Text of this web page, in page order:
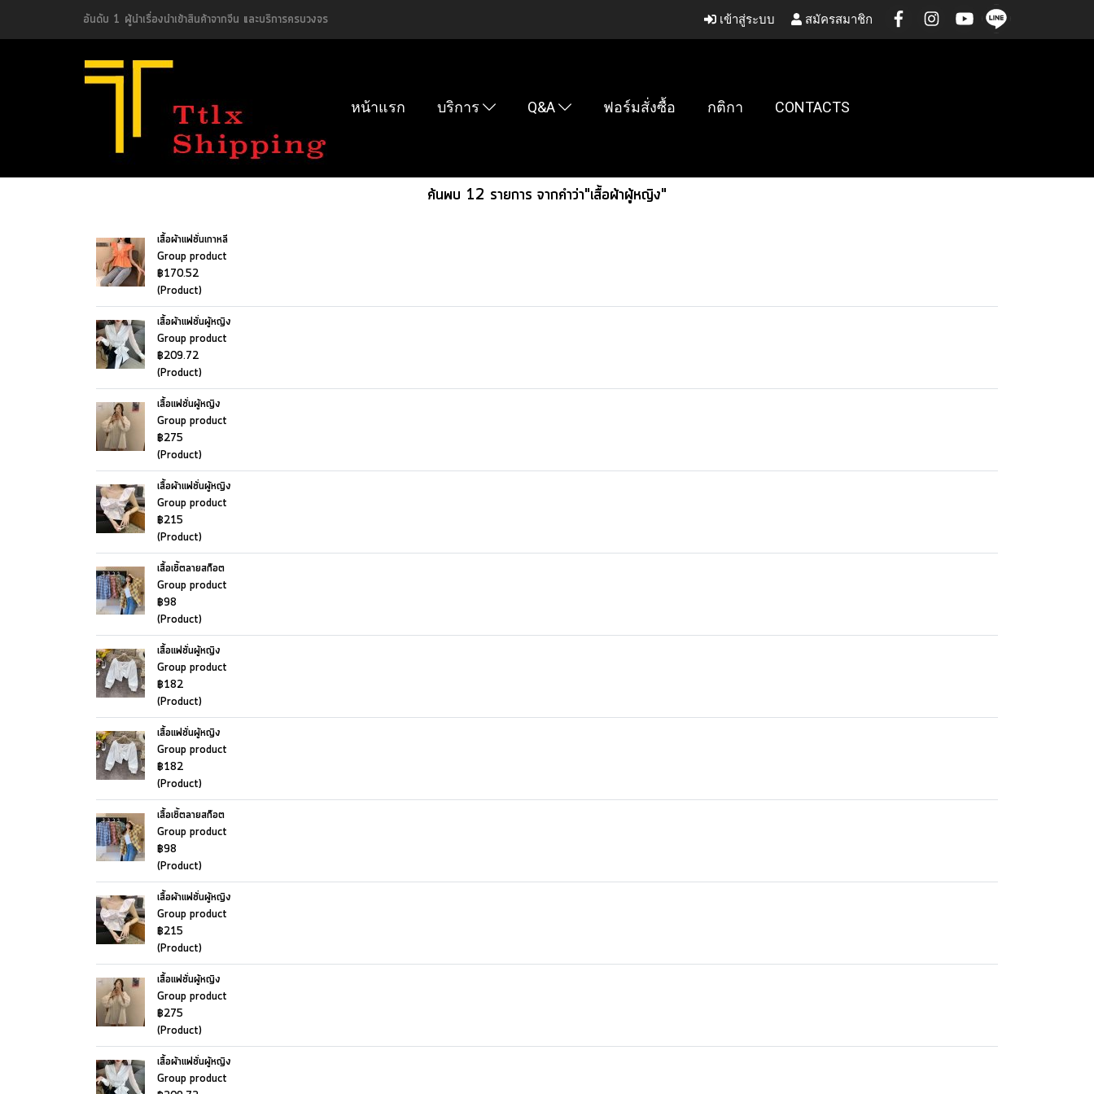
อันดับ 1 ผู้นำเรื่องนำเข้าสินค้าจากจีน และบริการครบวงจร เข้าสู่ระบบ สมัครสมาชิก
หน้าแรก บริการ Q&A ฟอร์มสั่งซื้อ กติกา CONTACTS
ค้นพบ 12 รายการ จากคำว่า"เสื้อผ้าผู้หญิง"
เสื้อผ้าแฟชั่นเกาหลี
Group product
฿170.52
(Product)
เสื้อผ้าแฟชั่นผู้หญิง
Group product
฿209.72
(Product)
เสื้อแฟชั่นผู้หญิง
Group product
฿275
(Product)
เสื้อผ้าแฟชั่นผู้หญิง
Group product
฿215
(Product)
เสื้อเชิ้ตลายสก๊อต
Group product
฿98
(Product)
เสื้อแฟชั่นผู้หญิง
Group product
฿182
(Product)
เสื้อแฟชั่นผู้หญิง
Group product
฿182
(Product)
เสื้อเชิ้ตลายสก๊อต
Group product
฿98
(Product)
เสื้อผ้าแฟชั่นผู้หญิง
Group product
฿215
(Product)
เสื้อแฟชั่นผู้หญิง
Group product
฿275
(Product)
เสื้อผ้าแฟชั่นผู้หญิง
Group product